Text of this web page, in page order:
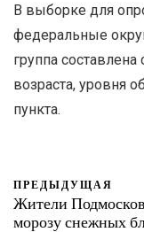
В выборке для
федеральные
группа
возраста, уровня
пункта.
ПРЕДЫДУЩАЯ
Жители
морозу снежных